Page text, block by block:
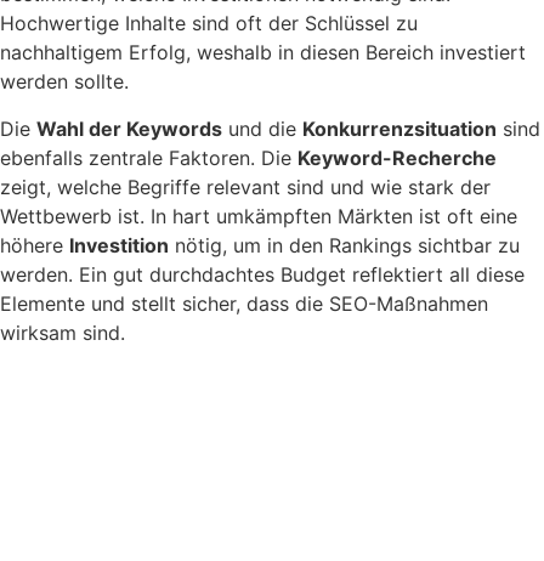
Hochwertige Inhalte sind oft der Schlüssel zu
nachhaltigem Erfolg, weshalb in diesen Bereich investiert
werden sollte.
Die Wahl der Keywords und die Konkurrenzsituation sind
ebenfalls zentrale Faktoren. Die Keyword-Recherche
zeigt, welche Begriffe relevant sind und wie stark der
Wettbewerb ist. In hart umkämpften Märkten ist oft eine
höhere Investition nötig, um in den Rankings sichtbar zu
werden. Ein gut durchdachtes Budget reflektiert all diese
Elemente und stellt sicher, dass die SEO-Maßnahmen
wirksam sind.